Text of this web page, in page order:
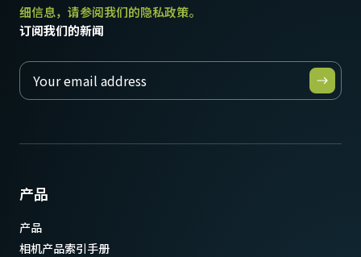
细信息，请参阅我们的隐私政策。
订阅我们的新闻
产品
产品
相机产品索引手册